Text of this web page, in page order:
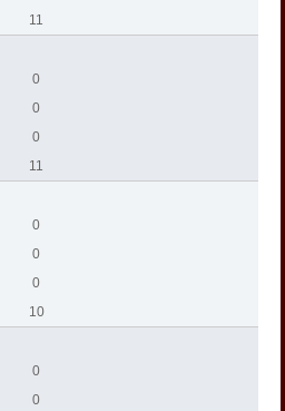
11
0
0
0
11
0
0
0
10
0
0